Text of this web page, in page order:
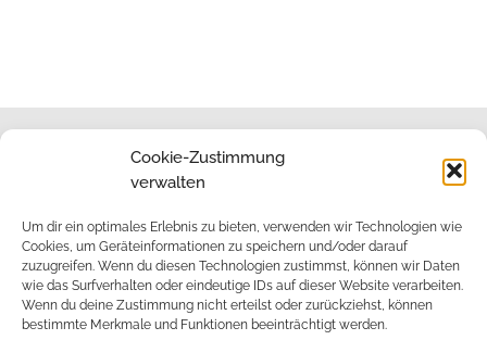
Cookie-Zustimmung
verwalten
Um dir ein optimales Erlebnis zu bieten, verwenden wir Technologien wie
Cookies, um Geräteinformationen zu speichern und/oder darauf
zuzugreifen. Wenn du diesen Technologien zustimmst, können wir Daten
wie das Surfverhalten oder eindeutige IDs auf dieser Website verarbeiten.
Wenn du deine Zustimmung nicht erteilst oder zurückziehst, können
bestimmte Merkmale und Funktionen beeinträchtigt werden.
Datenschutz